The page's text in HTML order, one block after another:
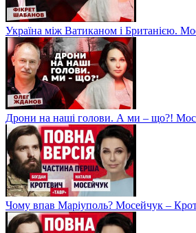
Україна між Ватиканом і Британією.
Дрони на наші голови. А ми – що?!
Чому впав Маріуполь? Мосейчук –